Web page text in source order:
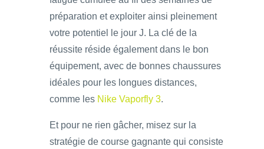
préparation et exploiter ainsi pleinement
votre potentiel le jour J. La clé de la
réussite réside également dans le bon
équipement, avec de bonnes chaussures
idéales pour les longues distances,
comme les Nike Vaporfly 3.
Et pour ne rien gâcher, misez sur la
stratégie de course gagnante qui consiste